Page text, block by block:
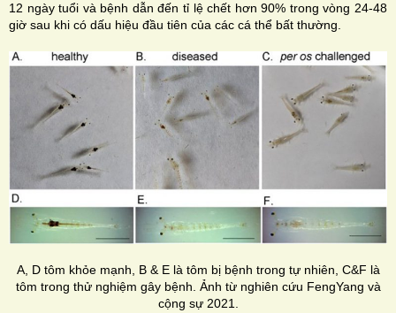
12 ngày tuổi và bệnh dẫn đến tỉ lệ chết hơn 90% trong vòng 24-48
giờ sau khi có dấu hiệu đầu tiên của các cá thể bất thường.
A, D tôm khỏe mạnh, B & E là tôm bị bệnh trong tự nhiên, C&F là
tôm trong thử nghiệm gây bệnh. Ảnh từ nghiên cứu FengYang và
cộng sự 2021.